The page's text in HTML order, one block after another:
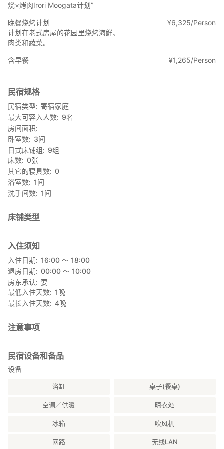
烧×烤肉Irori Moogata计划”
晚餐烧烤计划
计划在老式房屋的花园里烧烤海鲜、
肉类和蔬菜。
¥6,325/Person
含早餐 ¥1,265/Person
民宿规格
民宿类型
寄宿家庭
最大可容入人数
9名
房间面积
卧室数
3间
日式床铺组
9组
床数 0张
其它的寝具数 0
浴室数 1间
洗手间数 1间
床铺类型
入住须知
入住日期
16:00 〜 18:00
退房日期
00:00 〜 10:00
房东承认
要
最低入住天数 1晚
最长入住天数 4晚
注意事项
民宿设备和备品
设备
浴缸 桌子(餐桌)
空调／供暖 晾衣处
冰箱 吹风机
网路 无线LAN